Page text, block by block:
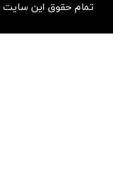
تمام حقوق این سایت